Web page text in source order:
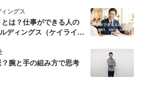
ングス
は？仕事ができる人の
ディングス（ケイライ
腕と手の組み方で思考